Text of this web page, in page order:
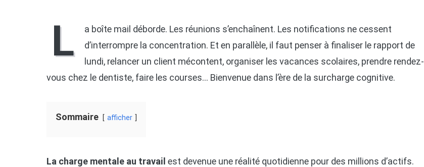
L
a boîte mail déborde. Les réunions s’enchaînent. Les notifications ne cessent
d’interrompre la concentration. Et en parallèle, il faut penser à finaliser le rapport de
lundi, relancer un client mécontent, organiser les vacances scolaires, prendre rendez-
vous chez le dentiste, faire les courses… Bienvenue dans l’ère de la surcharge cognitive.
Sommaire afficher
La charge mentale au travail est devenue une réalité quotidienne pour des millions d’actifs.